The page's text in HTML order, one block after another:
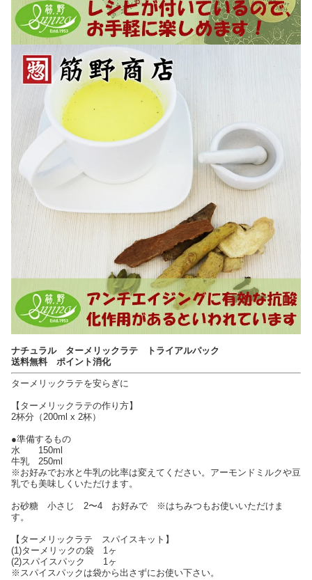
ナチュラル ターメリックラテ トライアルパック
送料無料 ポイント消化
ターメリックラテを安らぎに
【ターメリックラテの作り方】
2杯分（200ml x 2杯）
●準備するもの
水 150ml
牛乳 250ml
※お好みでお水と牛乳の比率は変えてください。アーモンドミルクや豆
乳でも美味しくいただけます。
お砂糖 小さじ 2〜4 お好みで ※はちみつもお使いいただけま
す。
【ターメリックラテ スパイスキット】
(1)ターメリックの袋 1ヶ
(2)スパイスパック 1ヶ
※スパイスパックは袋から出さずにお使い下さい。